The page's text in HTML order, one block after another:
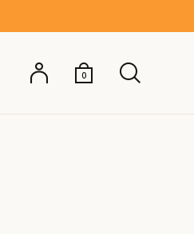
0